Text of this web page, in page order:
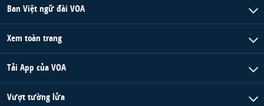
Ban Việt ngữ đài VOA
Xem toàn trang
Tải App của VOA
Vượt tường lửa